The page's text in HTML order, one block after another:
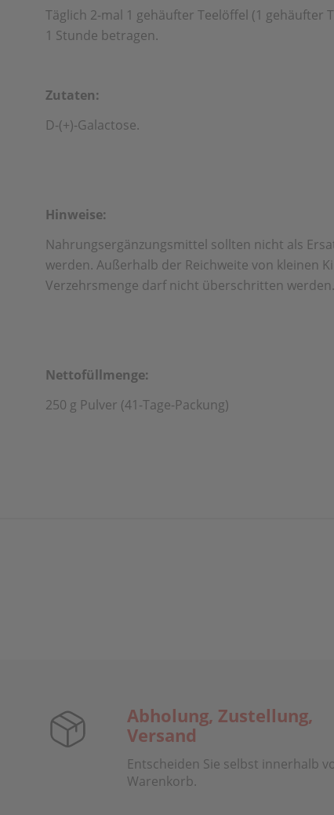
Täglich 2-mal 1 gehäufter Teelöffel (1 gehäufter
1 Stunde betragen.
Zutaten:
D-(+)-Galactose.
Hinweise:
Nahrungsergänzungsmittel sollten nicht als
werden. Außerhalb der Reichweite von kleinen
Verzehrsmenge darf nicht überschritten
Nettofüllmenge:
250 g Pulver (41-Tage-Packung)
Abholung, Zustellung,
Versand
Entscheiden Sie selbst innerhalb
Warenkorb.